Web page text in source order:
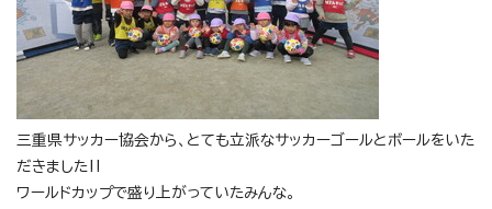
三重県サッカー協会から、とても立派なサッカーゴールとボールをいた
だきました‼
ワールドカップで盛り上がっていたみんな。